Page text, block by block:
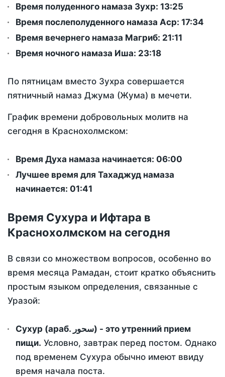
Время полуденного намаза Зухр: 13:25
Время послеполуденного намаза Аср: 17:34
Время вечернего намаза Магриб: 21:11
Время ночного намаза Иша: 23:18
По пятницам вместо Зухра совершается
пятничный намаз Джума (Жума) в мечети.
График времени добровольных молитв на
сегодня в Краснохолмском:
Время Духа намаза начинается: 06:00
Лучшее время для Тахаджуд намаза
начинается: 01:41
Время Сухура и Ифтара в
Краснохолмском на сегодня
В связи со множеством вопросов, особенно во
время месяца Рамадан, стоит кратко объяснить
простым языком определения, связанные с
Уразой:
Сухур (араб. سحور) - это утренний прием
пищи. Условно, завтрак перед постом. Однако
под временем Сухура обычно имеют ввиду
время начала поста.